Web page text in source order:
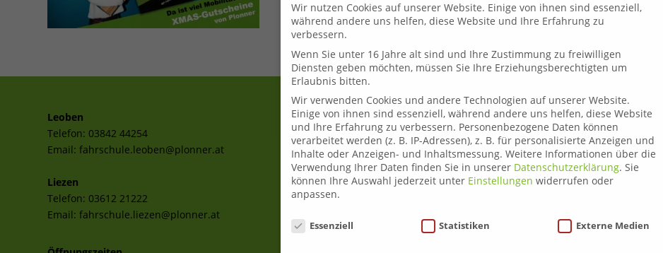
Leoben
Telefon: 03842 44254
Email: fahrschule.leoben@plonner.at
Liezen
Telefon: 03612 21222
Email: fahrschule.liezen@plonner.at
Über uns
Liezen
Leoben
Anmeldung
C95 Weiterbildung
Wir nutzen Cookies auf unserer Website. Einige von ihnen sind essenziell,
während andere uns helfen, diese Website und Ihre Erfahrung zu
verbessern.
Wenn Sie unter 16 Jahre alt sind und Ihre Zustimmung zu freiwilligen
Diensten geben möchten, müssen Sie Ihre Erziehungsberechtigten um
Erlaubnis bitten.
Wir verwenden Cookies und andere Technologien auf unserer Website.
Einige von ihnen sind essenziell, während andere uns helfen, diese Website
und Ihre Erfahrung zu verbessern. Personenbezogene Daten können
verarbeitet werden (z. B. IP-Adressen), z. B. für personalisierte Anzeigen und
Inhalte oder Anzeigen- und Inhaltsmessung. Weitere Informationen über die
Verwendung Ihrer Daten finden Sie in unserer Datenschutzerklärung. Sie
können Ihre Auswahl jederzeit unter Einstellungen widerrufen oder
anpassen.
Datenschutzeinstellungen
Essenziell Statistiken Externe Medien